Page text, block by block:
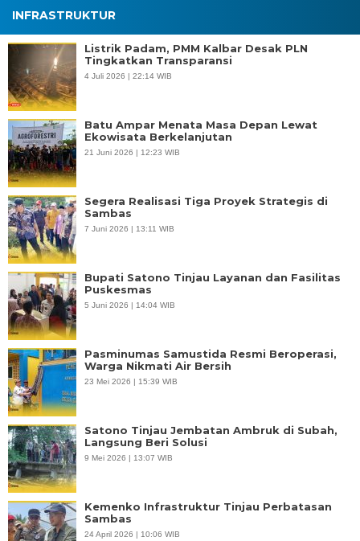
INFRASTRUKTUR
Listrik Padam, PMM Kalbar Desak PLN
Tingkatkan Transparansi
4 Juli 2026 | 22:14 WIB
Batu Ampar Menata Masa Depan Lewat
Ekowisata Berkelanjutan
21 Juni 2026 | 12:23 WIB
Segera Realisasi Tiga Proyek Strategis di
Sambas
7 Juni 2026 | 13:11 WIB
Bupati Satono Tinjau Layanan dan Fasilitas
Puskesmas
5 Juni 2026 | 14:04 WIB
Pasminumas Samustida Resmi Beroperasi,
Warga Nikmati Air Bersih
23 Mei 2026 | 15:39 WIB
Satono Tinjau Jembatan Ambruk di Subah,
Langsung Beri Solusi
9 Mei 2026 | 13:07 WIB
Kemenko Infrastruktur Tinjau Perbatasan
Sambas
24 April 2026 | 10:06 WIB